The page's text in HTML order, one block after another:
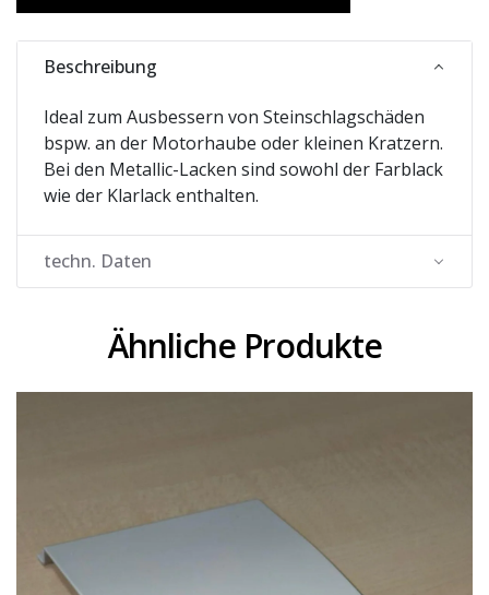
Beschreibung
Ideal zum Ausbessern von Steinschlagschäden
bspw. an der Motorhaube oder kleinen Kratzern.
Bei den Metallic-Lacken sind sowohl der Farblack
wie der Klarlack enthalten.
techn. Daten
Ähnliche Produkte